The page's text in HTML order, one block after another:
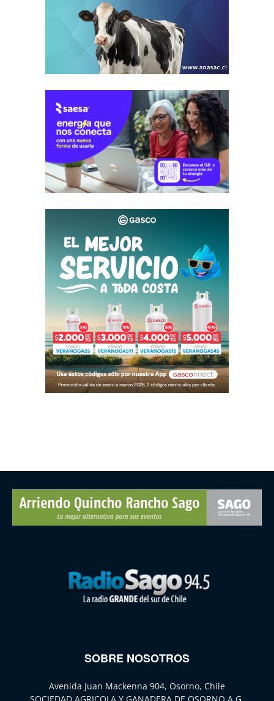
SOBRE NOSOTROS
Avenida Juan Mackenna 904, Osorno, Chile
SOCIEDAD AGRICOLA Y GANADERA DE OSORNO A.G.